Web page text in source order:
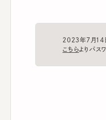
2023年7月14日